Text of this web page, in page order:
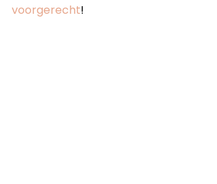
voorgerecht!